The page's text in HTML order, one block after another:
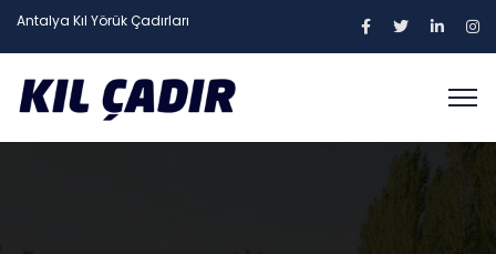
Antalya Kıl Yörük Çadırları